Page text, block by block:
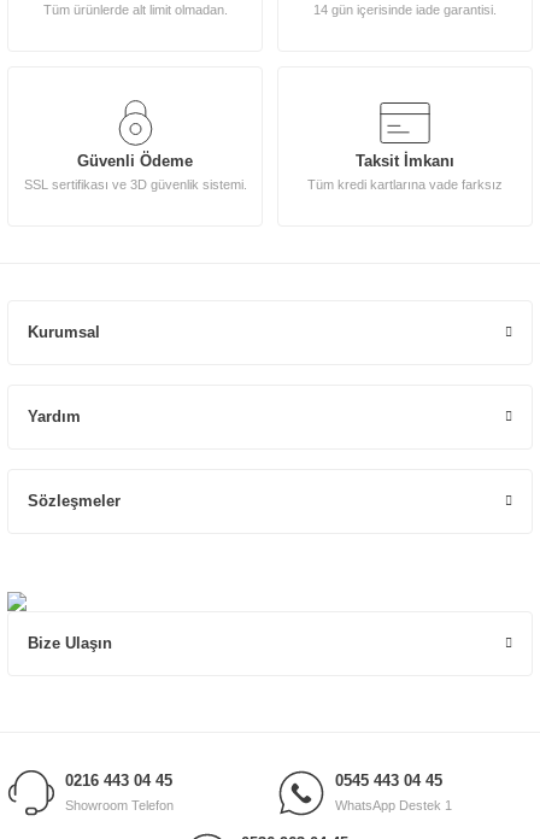
Tüm ürünlerde alt limit olmadan. 14 gün içerisinde iade garantisi.
Güvenli Ödeme
SSL sertifikası ve 3D güvenlik sistemi.
Taksit İmkanı
Tüm kredi kartlarına vade farksız
Kurumsal
Yardım
Sözleşmeler
Bize Ulaşın
0216 443 04 45
Showroom Telefon
0545 443 04 45
WhatsApp Destek 1